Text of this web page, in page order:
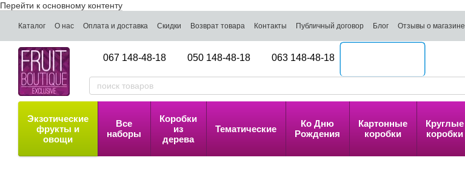
Перейти к основному контенту
Каталог О нас Оплата и доставка Скидки Возврат товара Контакты Публичный договор Блог Отзывы о магазине
067 148-48-18 050 148-48-18 063 148-48-18
Экзотические
фрукты и
овощи
Все
наборы
Коробки
из
дерева
Тематические
Ко Дню
Рождения
Картонные
коробки
Круглые
коробки